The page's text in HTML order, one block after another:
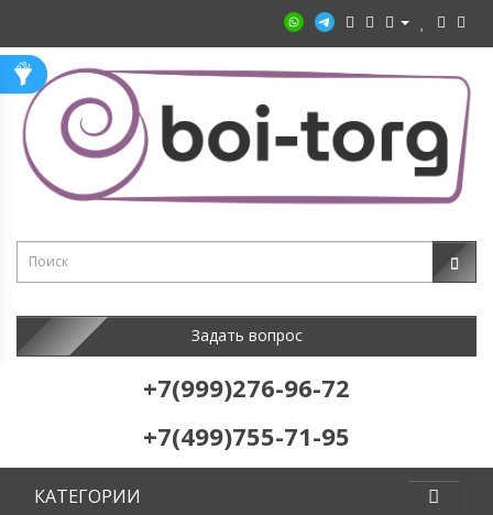
Задать вопрос
+7(999)276-96-72
+7(499)755-71-95
КАТЕГОРИИ